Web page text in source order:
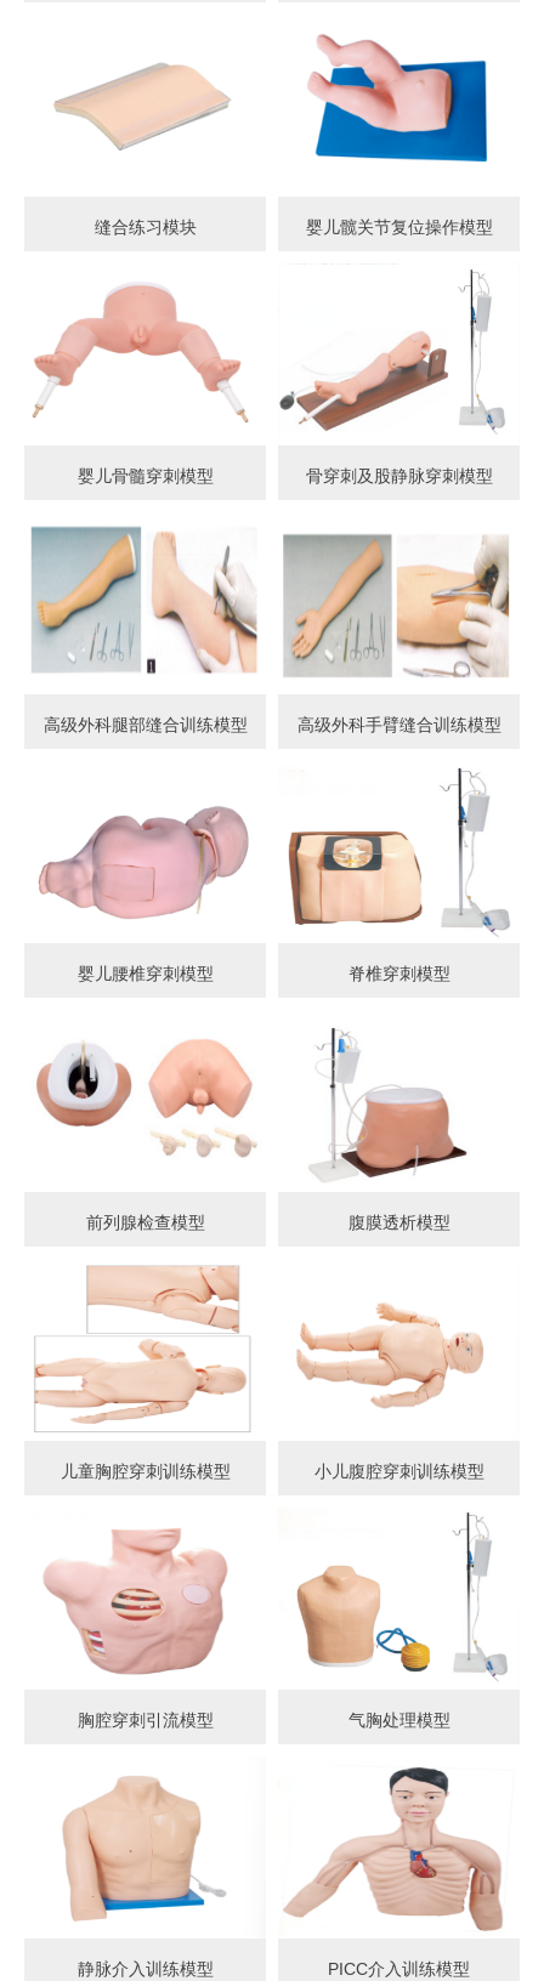
缝合练习模块 婴儿髋关节复位操作模型
婴儿骨髓穿刺模型 骨穿刺及股静脉穿刺模型
高级外科腿部缝合训练模型 高级外科手臂缝合训练模型
婴儿腰椎穿刺模型 脊椎穿刺模型
前列腺检查模型 腹膜透析模型
儿童胸腔穿刺训练模型 小儿腹腔穿刺训练模型
胸腔穿刺引流模型 气胸处理模型
静脉介入训练模型 PICC介入训练模型